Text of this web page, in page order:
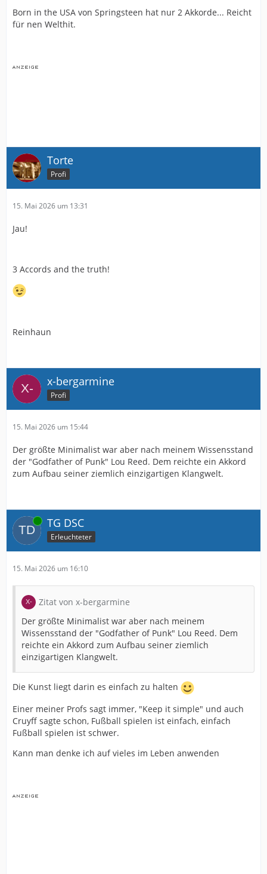
Born in the USA von Springsteen hat nur 2 Akkorde... Reicht
für nen Welthit.
Torte
Profi
15. Mai 2026 um 13:31
Jau!
3 Accords and the truth!
Reinhaun
x-bergarmine
Profi
15. Mai 2026 um 15:44
Der größte Minimalist war aber nach meinem Wissensstand
der "Godfather of Punk" Lou Reed. Dem reichte ein Akkord
zum Aufbau seiner ziemlich einzigartigen Klangwelt.
Online TG DSC
Erleuchteter
15. Mai 2026 um 16:10
Zitat von x-bergarmine
Der größte Minimalist war aber nach meinem
Wissensstand der "Godfather of Punk" Lou Reed. Dem
reichte ein Akkord zum Aufbau seiner ziemlich
einzigartigen Klangwelt.
Die Kunst liegt darin es einfach zu halten
Einer meiner Profs sagt immer, "Keep it simple" und auch
Cruyff sagte schon, Fußball spielen ist einfach, einfach
Fußball spielen ist schwer.
Kann man denke ich auf vieles im Leben anwenden